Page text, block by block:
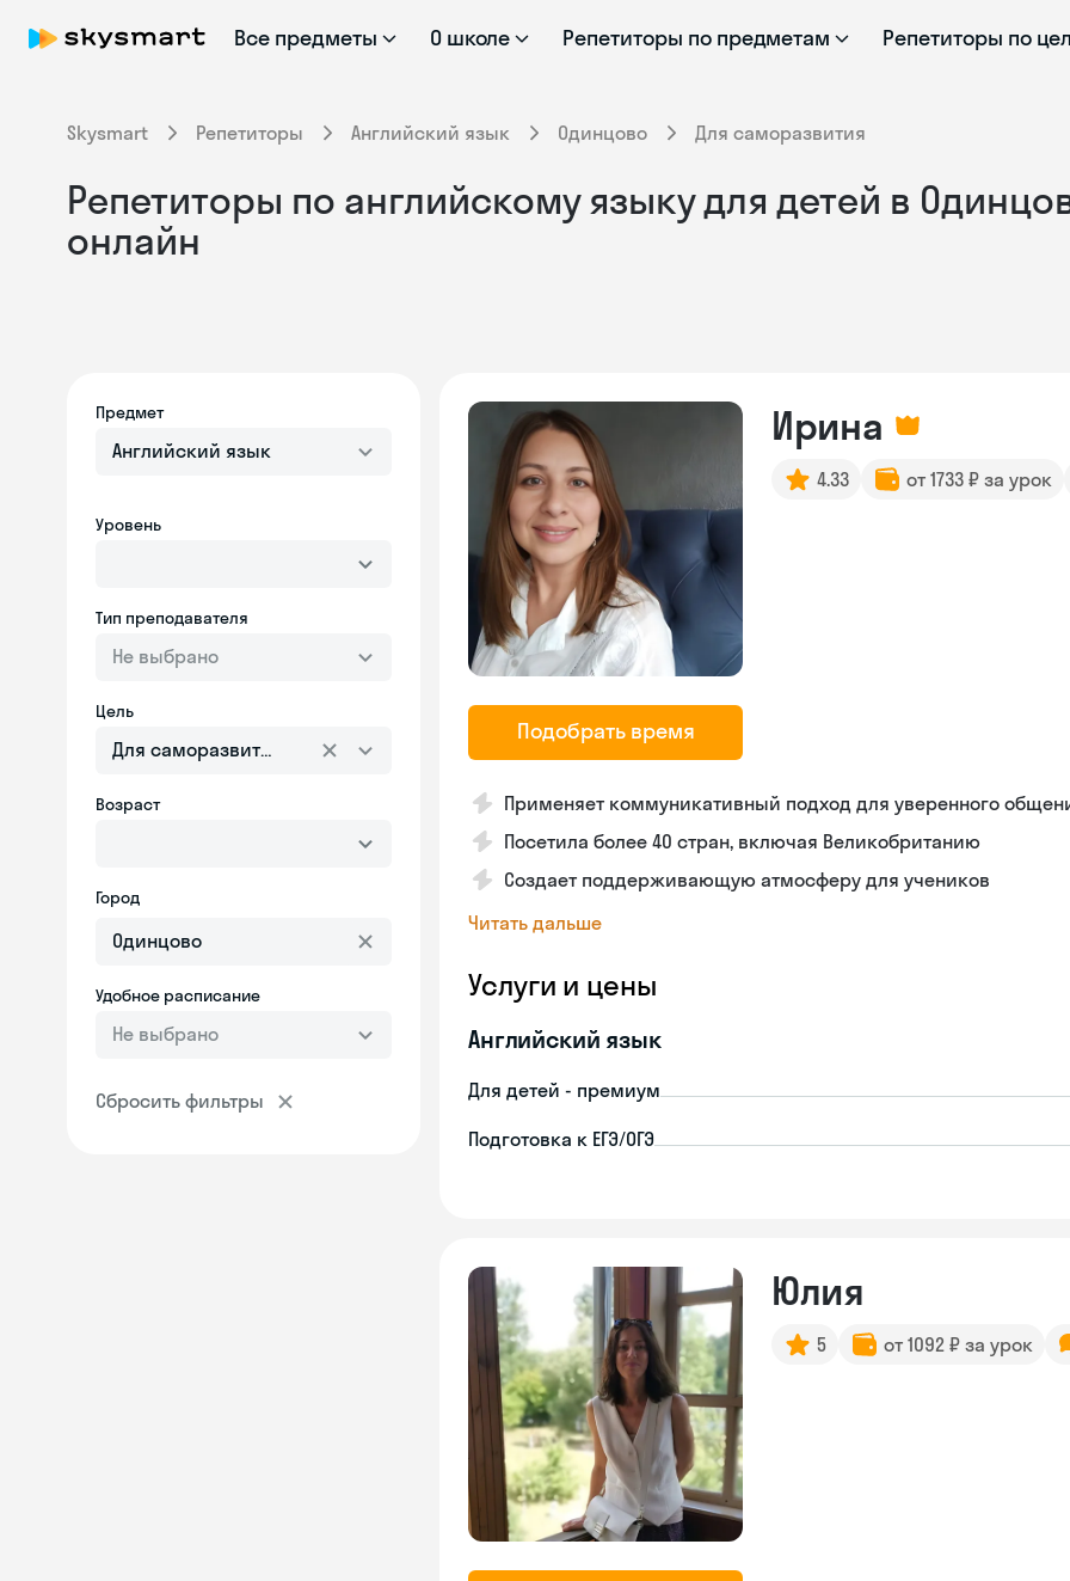
Все предметы О школе Репетиторы по предметам Репетиторы по
Skysmart Репетиторы Английский язык Одинцово Для саморазвития
Репетиторы по английскому языку для детей в
онлайн
Предмет
Английский язык
Уровень
Тип преподавателя
Не выбрано
Цель
Для саморазвития
Возраст
Город
Удобное расписание
Не выбрано
Сбросить фильтры
Подобрать время
Ирина
4.33 от 1733 ₽ за урок
Применяет коммуникативный подход для уверенного
Посетила более 40 стран, включая Великобританию
Создает поддерживающую атмосферу для учеников
Читать дальше
Услуги и цены
Английский язык
Для детей - премиум
Подготовка к ЕГЭ/ОГЭ
Юлия
5 от 1092 ₽ за урок